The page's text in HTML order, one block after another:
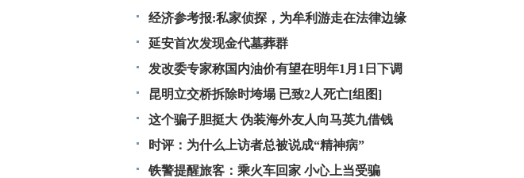
经济参考报:私家侦探，为牟利游走在法律边缘
延安首次发现金代墓葬群
发改委专家称国内油价有望在明年1月1日下调
昆明立交桥拆除时垮塌 已致2人死亡[组图]
这个骗子胆挺大 伪装海外友人向马英九借钱
时评：为什么上访者总被说成“精神病”
铁警提醒旅客：乘火车回家 小心上当受骗